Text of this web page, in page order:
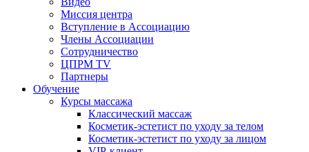
Миссия центра
Вступление в Ассоциацию
Члены Ассоциации
Сотрудничество
ЦПРМ TV
Партнеры
Oбучение
Курсы массажа
Классический массаж
Косметик-эстетист по уходу за телом
Косметик-эстетист по уходу за лицом